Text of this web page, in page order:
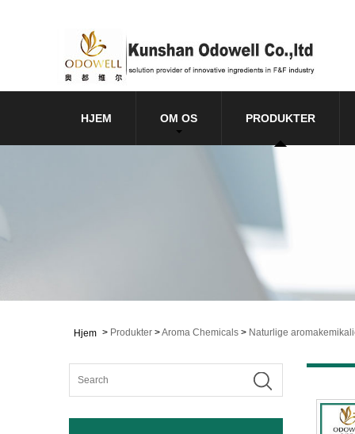
HJEM OM OS PRODUKTER
Hjem > Produkter >Aroma Chemicals > Naturlige